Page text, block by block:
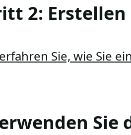
2: Erstellen
Sie, wie Sie
Sie